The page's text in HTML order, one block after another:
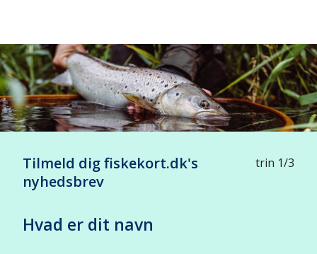
Tilmeld dig fiskekort.dk's
nyhedsbrev
trin 1/3
Hvad er dit navn